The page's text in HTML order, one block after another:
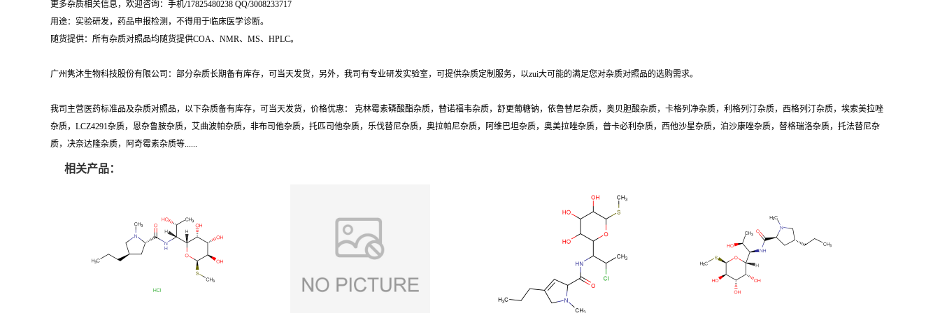
更多杂质相关信息，欢迎咨询：手机/17825480238 QQ/3008233717
用途：实验研发，药品申报检测，不得用于临床医学诊断。
随货提供：所有杂质对照品均随货提供COA、NMR、MS、HPLC。
广州隽沐生物科技股份有限公司：部分杂质长期备有库存，可当天发货，另外，我司有专业研发实验室，可提供杂质定制服务，以zui大可能的满足您对杂质对照品的选购需求。
我司主营医药标准品及杂质对照品，以下杂质备有库存，可当天发货，价格优惠： 克林霉素磷酸酯杂质，替诺福韦杂质，舒更葡糖钠，依鲁替尼杂质，奥贝胆酸杂质，卡格列净杂质，利格列汀杂质，西格列汀杂质，埃索美拉唑
杂质，LCZ4291杂质，恩杂鲁胺杂质，艾曲波帕杂质，非布司他杂质，托匹司他杂质，乐伐替尼杂质，奥拉帕尼杂质，阿维巴坦杂质，奥美拉唑杂质，普卡必利杂质，西他沙星杂质，泊沙康唑杂质，替格瑞洛杂质，托法替尼杂
质，决奈达隆杂质，阿奇霉素杂质等......
相关产品：